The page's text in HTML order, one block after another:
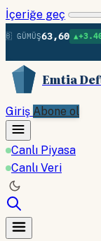
İçeriğe geç
63,60 ▲+3.40% •
Emtia
Giriş Abone ol
Canlı Piyasa
Canlı Veri